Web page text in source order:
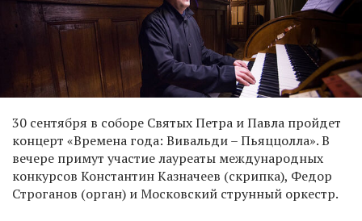
30 сентября в соборе Святых Петра и Павла пройдет
концерт «Времена года: Вивальди – Пьяццолла». В
вечере примут участие лауреаты международных
конкурсов Константин Казначеев (скрипка), Федор
Строганов (орган) и Московский струнный оркестр.